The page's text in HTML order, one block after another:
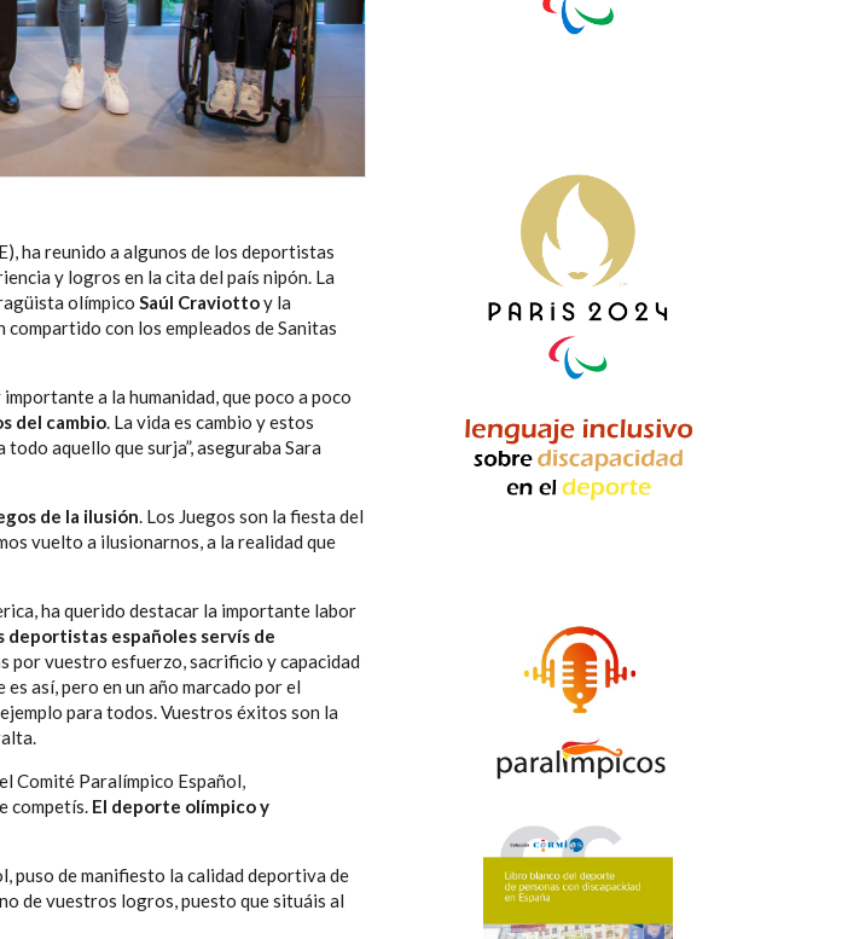
ha reunido a algunos de los deportistas
y logros en la cita del país nipón. La
olímpico Saúl Craviottoy la
con los empleados de Sanitas
a la humanidad, que poco a poco
del cambio. La vida es cambio y estos
aquello que surja”, aseguraba Sara
de la ilusión. Los Juegos son la fiesta del
vuelto a ilusionarnos, a la realidad que
ha querido destacar la importante labor
deportistas españoles servís de
por vuestro esfuerzo, sacrificio y capacidad
así, pero en un año marcado por el
para todos. Vuestros éxitos son la
Comité Paralímpico Español,
competís. El deporte olímpico y
puso de manifiesto la calidad deportiva de
de vuestros logros, puesto que situáis al